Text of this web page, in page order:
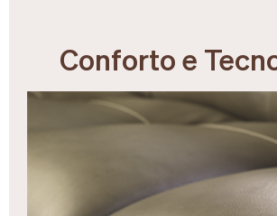
Conforto e